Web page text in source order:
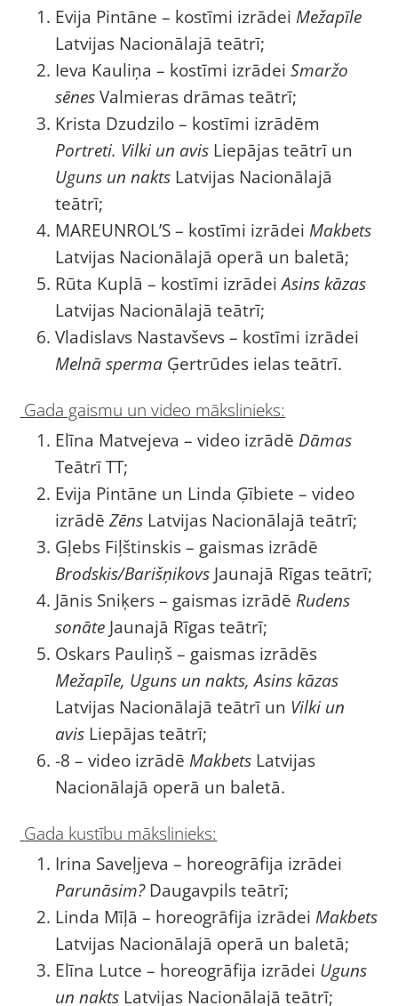
Evija Pintāne – kostīmi izrādeiMežapīle
Latvijas Nacionālajā teātrī;
Ieva Kauliņa – kostīmi izrādeiSmaržo
sēnesValmieras drāmas teātrī;
Krista Dzudzilo – kostīmi izrādēm
Portreti. Vilki un avis Liepājas teātrī un
Uguns un nakts Latvijas Nacionālajā
teātrī;
MAREUNROL’S – kostīmi izrādeiMakbets
Latvijas Nacionālajā operā un baletā;
Rūta Kuplā – kostīmi izrādeiAsins kāzas
Latvijas Nacionālajā teātrī;
Vladislavs Nastavševs – kostīmi izrādei
Melnā sperma Ģertrūdes ielas teātrī.
Gada gaismu un video mākslinieks:
Elīna Matvejeva – video izrādē Dāmas
Teātrī TT;
Evija Pintāne un Linda Ģībiete – video
izrādēZēns Latvijas Nacionālajā teātrī;
Gļebs Fiļštinskis – gaismas izrādē
Brodskis/Barišņikovs Jaunajā Rīgas teātrī;
Jānis Sniķers – gaismas izrādē Rudens
sonāte Jaunajā Rīgas teātrī;
Oskars Pauliņš – gaismas izrādēs
Mežapīle, Uguns un nakts, Asins kāzas
Latvijas Nacionālajā teātrī un Vilki un
avis Liepājas teātrī;
-8 – video izrādēMakbets Latvijas
Nacionālajā operā un baletā.
Gada kustību mākslinieks:
Irina Saveļjeva – horeogrāfija izrādei
Parunāsim?Daugavpils teātrī;
Linda Mīļā – horeogrāfija izrādeiMakbets
Latvijas Nacionālajā operā un baletā;
Elīna Lutce – horeogrāfija izrādei Uguns
un nakts Latvijas Nacionālajā teātrī;